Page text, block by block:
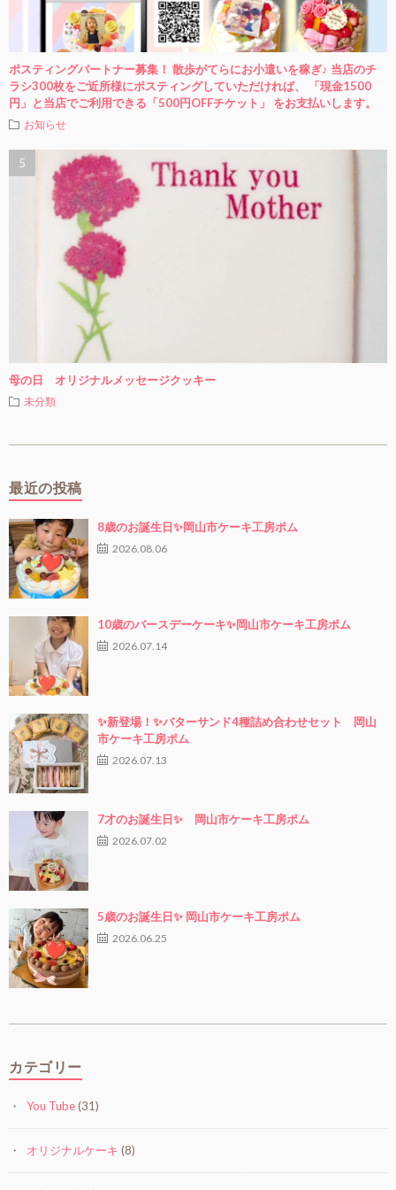
ポスティングパートナー募集！ 散歩がてらにお小遣いを稼ぎ♪ 当店のチ
ラシ300枚をご近所様にポスティングしていただければ、 「現金1500
円」と当店でご利用できる「500円OFFチケット」 をお支払いします。
お知らせ
母の日 オリジナルメッセージクッキー
未分類
最近の投稿
8歳のお誕生日✨岡山市ケーキ工房ポム
2026.08.06
10歳のバースデーケーキ✨岡山市ケーキ工房ポム
2026.07.14
✨新登場！✨バターサンド4種詰め合わせセット 岡山
市ケーキ工房ポム
2026.07.13
7才のお誕生日✨ 岡山市ケーキ工房ポム
2026.07.02
5歳のお誕生日✨ 岡山市ケーキ工房ポム
2026.06.25
カテゴリー
You Tube(31)
オリジナルケーキ (8)